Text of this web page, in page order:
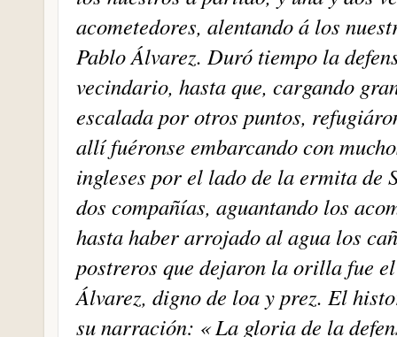
acometedores, alentando á los
Pablo Álvarez. Duró tiempo la
vecindario, hasta que, cargando
escalada por otros puntos,
allí fuéronse embarcando con
ingleses por el lado de la ermita de
dos compañías, aguantando los
hasta haber arrojado al agua los
postreros que dejaron la orilla fue
Álvarez, digno de loa y prez. El
su narración: « La gloria de la